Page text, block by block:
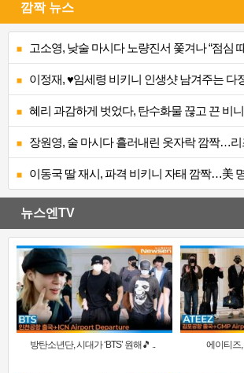
깜짝 뉴스
고소영, 낮술 마시다 노량진서 쫓겨나 “점심
이정재, ♥임세령 비키니 인생샷 남겨주는
혜리 과감하게 벗었다, 탄수화물 끊고 끈 비니
장원영, 술 마시다 흘러내린 옷자락 깜짝…리
이동국 딸 재시, 파격 비키니 자태 깜짝…美
뉴스엔TV
방탄소년단, 시대가 ‘BTS’ 원해🎵 .. 에이티즈